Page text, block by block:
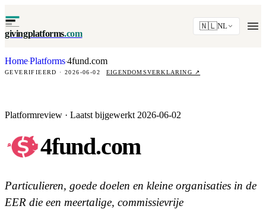
givingplatforms.com
🇳🇱NL
Home·Platforms·4fund.com
GEVERIFIEERD · 2026-06-02 EIGENDOMSVERKLARING ↗
Platformreview · Laatst bijgewerkt 2026-06-02
4fund.com
Particulieren, goede doelen en kleine organisaties in de
EER die een meertalige, commissievrije